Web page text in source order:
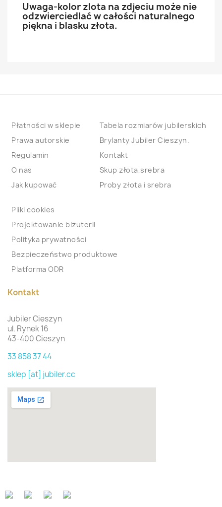
Uwaga-kolor zlota na zdjeciu może nie
odzwierciedlać w całości naturalnego
piękna i blasku złota.
Płatności w sklepie
Prawa autorskie
Regulamin
O nas
Jak kupować
Tabela rozmiarów jubilerskich
Brylanty Jubiler Cieszyn.
Kontakt
Skup złota,srebra
Proby złota i srebra
Pliki cookies
Projektowanie biżuterii
Polityka prywatności
Bezpieczeństwo produktowe
Platforma ODR
Kontakt
Jubiler Cieszyn
ul. Rynek 16
43-400 Cieszyn
33 858 37 44
sklep [at] jubiler.cc